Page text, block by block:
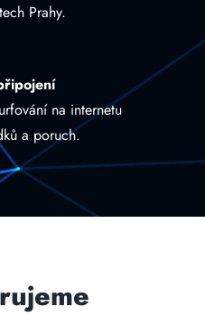
Prahy.
na internetu
a poruch.